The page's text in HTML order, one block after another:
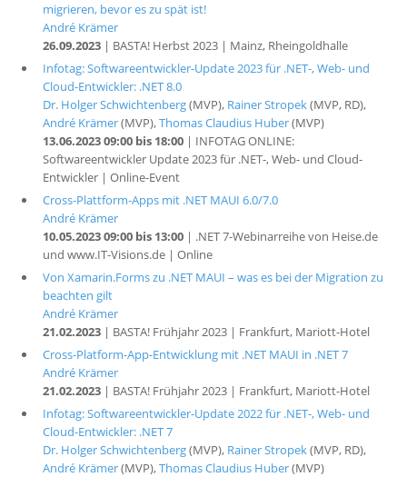
migrieren, bevor es zu spät ist!
André Krämer
26.09.2023| BASTA! Herbst 2023 | Mainz, Rheingoldhalle
Infotag: Softwareentwickler-Update 2023 für .NET-, Web- und
Cloud-Entwickler: .NET 8.0
Dr. Holger Schwichtenberg(MVP), Rainer Stropek(MVP, RD),
André Krämer(MVP),Thomas Claudius Huber(MVP)
13.06.2023 09:00 bis 18:00| INFOTAG ONLINE:
Softwareentwickler Update 2023 für .NET-, Web- und Cloud-
Entwickler | Online-Event
Cross-Plattform-Apps mit .NET MAUI 6.0/7.0
André Krämer
10.05.2023 09:00 bis 13:00| .NET 7-Webinarreihe von Heise.de
und www.IT-Visions.de | Online
Von Xamarin.Forms zu .NET MAUI – was es bei der Migration zu
beachten gilt
André Krämer
21.02.2023| BASTA! Frühjahr 2023 | Frankfurt, Mariott-Hotel
Cross-Platform-App-Entwicklung mit .NET MAUI in .NET 7
André Krämer
21.02.2023| BASTA! Frühjahr 2023 | Frankfurt, Mariott-Hotel
Infotag: Softwareentwickler-Update 2022 für .NET-, Web- und
Cloud-Entwickler: .NET 7
Dr. Holger Schwichtenberg(MVP), Rainer Stropek(MVP, RD),
André Krämer(MVP),Thomas Claudius Huber(MVP)